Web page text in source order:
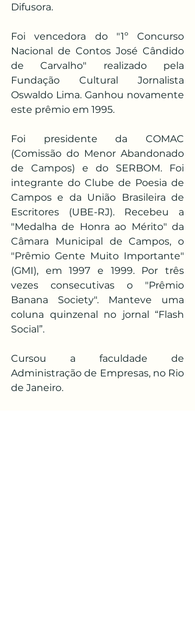
Difusora.
Foi vencedora do "1º Concurso
Nacional de Contos José Cândido
de Carvalho" realizado pela
Fundação Cultural Jornalista
Oswaldo Lima. Ganhou novamente
este prêmio em 1995.
Foi presidente da COMAC
(Comissão do Menor Abandonado
de Campos) e do SERBOM. Foi
integrante do Clube de Poesia de
Campos e da União Brasileira de
Escritores (UBE-RJ). Recebeu a
"Medalha de Honra ao Mérito" da
Câmara Municipal de Campos, o
"Prêmio Gente Muito Importante"
(GMI), em 1997 e 1999. Por três
vezes consecutivas o "Prêmio
Banana Society". Manteve uma
coluna quinzenal no jornal “Flash
Social”.
Cursou a faculdade de
Administração de Empresas, no Rio
de Janeiro.